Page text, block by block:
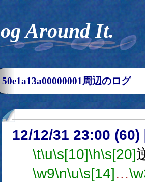
Log Around It.
50e1a13a00000001周辺のログ
12/12/31 23:00 (60)
\t\u\s[10]\h\s[20]
\w9\n\u\s[14]…